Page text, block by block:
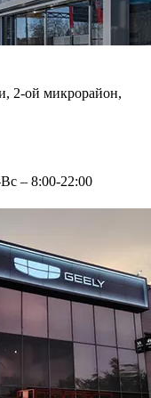
2-ой микрорайон,
– 8:00-22:00